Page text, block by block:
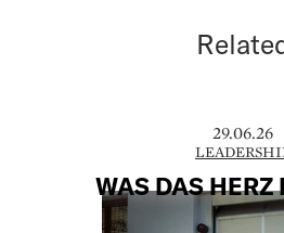
29.06.26
WAS DAS HERZ